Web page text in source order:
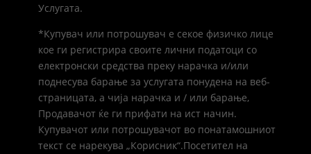
Услугата.
*Купувач или потрошувач е секое физичко лице
кое ги регистрира своите лични податоци со
електронски средства преку нарачка и/или
поднесува барање за услугата понудена на веб-
страницата, а чија нарачка и / или барање,
Продавачот ќе ги прифати на ист начин.
Купувачот или потрошувачот во понатамошниот
текст се нарекува „Корисник“.Посетител на